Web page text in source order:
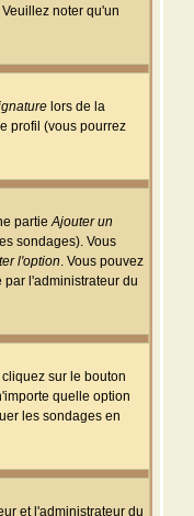
noter qu'un
lors de la
profil (vous pourrez
partieAjouter un
sondages). Vous
l'option. Vous pouvez
l'administrateur du
sur le bouton
quelle option
les sondages en
et l'administrateur du